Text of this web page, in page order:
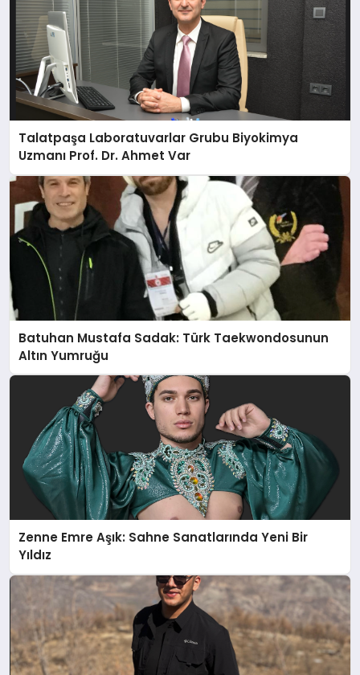
Talatpaşa Laboratuvarlar Grubu Biyokimya
Uzmanı Prof. Dr. Ahmet Var
Batuhan Mustafa Sadak: Türk Taekwondosunun
Altın Yumruğu
Zenne Emre Aşık: Sahne Sanatlarında Yeni Bir
Yıldız